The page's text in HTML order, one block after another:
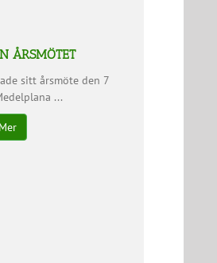
ÅRSMÖTET
sitt årsmöte den 7
...